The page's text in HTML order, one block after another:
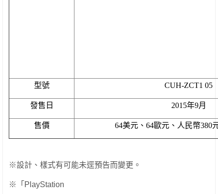
型號 CUH-ZCT1 05
發售日 2015年9月
售價 64美元、 64歐元、 人民幣380
※設計、樣式有可能未逕預告而變更。
※「PlayStation